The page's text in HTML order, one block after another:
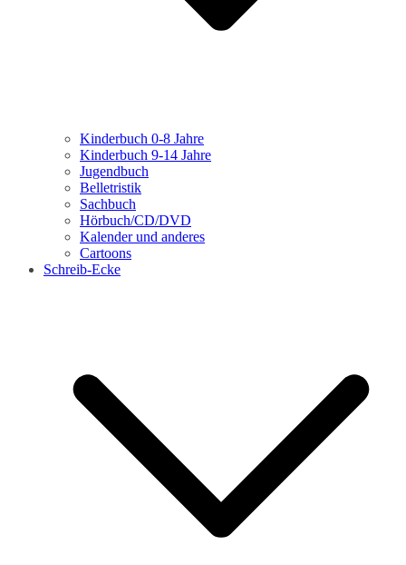
Kinderbuch 0-8 Jahre
Kinderbuch 9-14 Jahre
Jugendbuch
Belletristik
Sachbuch
Hörbuch/CD/DVD
Kalender und anderes
Cartoons
Schreib-Ecke